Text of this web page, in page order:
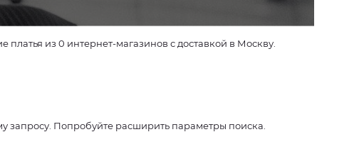
из 0 интернет-магазинов с доставкой в Москву.
запросу. Попробуйте расширить параметры поиска.